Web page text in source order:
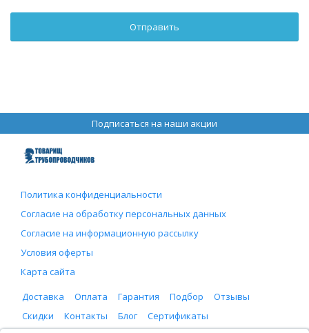
Подписаться на наши акции
Политика конфиденциальности
Согласие на обработку персональных данных
Согласие на информационную рассылку
Условия оферты
Карта сайта
Доставка
Оплата Гарантия Подбор
Отзывы
Скидки
Контакты Блог Сертификаты